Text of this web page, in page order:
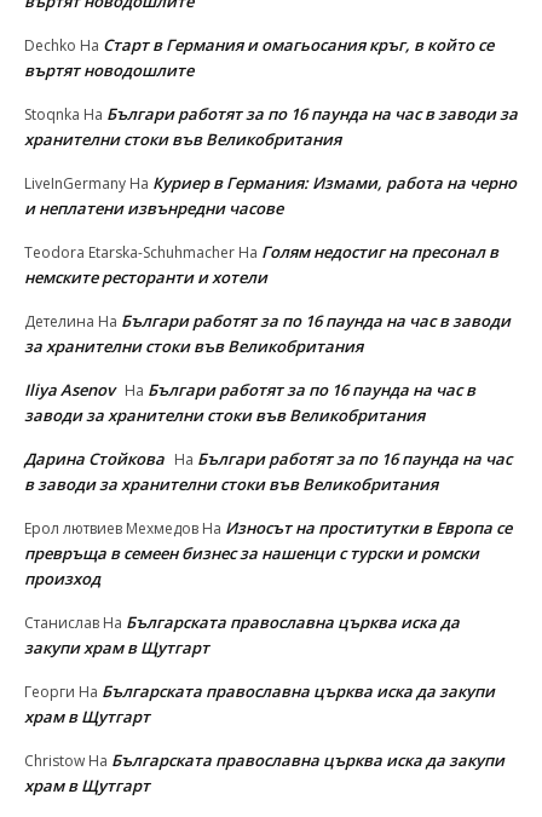
Dechko На Старт в Германия и омагьосания кръг, в който се
въртят новодошлите
Stoqnka На Българи работят за по 16 паунда на час в заводи за
хранителни стоки във Великобритания
LiveInGermany На Куриер в Германия: Измами, работа на черно
и неплатени извънредни часове
Teodora Etarska-Schuhmacher На Голям недостиг на пресонал в
немските ресторанти и хотели
Детелина На Българи работят за по 16 паунда на час в заводи
за хранителни стоки във Великобритания
Iliya Asenov На Българи работят за по 16 паунда на час в
заводи за хранителни стоки във Великобритания
Дарина Стойкова На Българи работят за по 16 паунда на час
в заводи за хранителни стоки във Великобритания
Ерол лютвиев Мехмедов На Износът на проститутки в Европа се
превръща в семеен бизнес за нашенци с турски и ромски
произход
Станислав На Българската православна църква иска да
закупи храм в Щутгарт
Георги На Българската православна църква иска да закупи
храм в Щутгарт
Christow На Българската православна църква иска да закупи
храм в Щутгарт